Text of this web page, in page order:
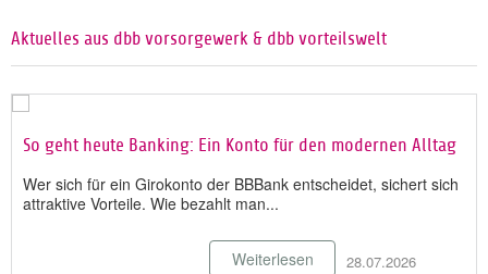
Aktuelles aus dbb vorsorgewerk & dbb vorteilswelt
So geht heute Banking: Ein Konto für den modernen Alltag
Wer sich für ein Girokonto der BBBank entscheidet, sichert sich
attraktive Vorteile. Wie bezahlt man...
28.07.2026
Weiterlesen